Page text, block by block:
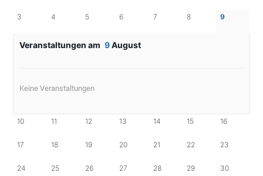
3 4 5 6 7 8 9
Veranstaltungen am 9August
Keine Veranstaltungen
10 11 12 13 14 15 16
17 18 19 20 21 22 23
24 25 26 27 28 29 30